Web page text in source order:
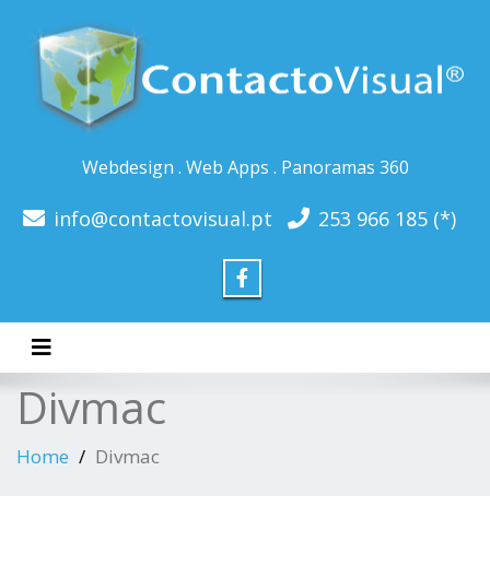
Webdesign . Web Apps . Panoramas 360
info@contactovisual.pt 253 966 185 (*)
Toggle navigation
Divmac
Home Divmac